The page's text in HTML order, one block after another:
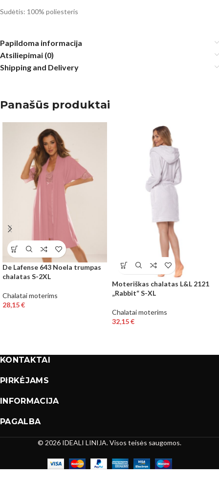
Sudėtis: 100% poliesteris
Papildoma informacija
Atsiliepimai (0)
Shipping and Delivery
Panašūs produktai
De Lafense 643 Noela trumpas
chalatas S-2XL
Chalatai moterims
28,15€
Moteriškas chalatas L&L 2121
„Rabbit“ S-XL
Chalatai moterims
32,15€
KONTAKTAI
PIRKĖJAMS
INFORMACIJA
PAGALBA
© 2026 IDEALI LINIJA. Visos teisės saugomos.